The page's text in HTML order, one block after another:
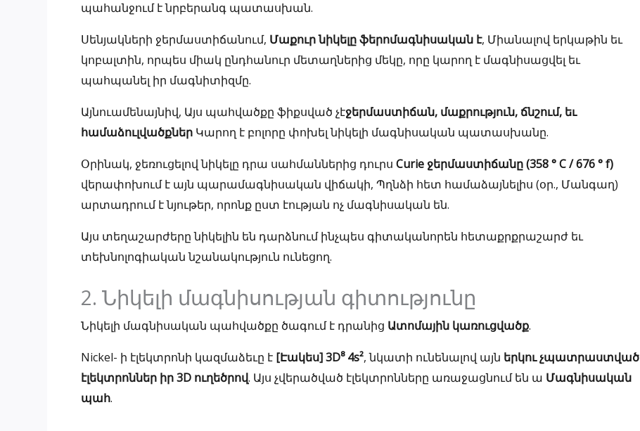
պահանջում է նրբերանգ պատասխան.
Սենյակների ջերմաստիճանում, Մաքուր նիկելը ֆերոմագնիսական է, Միանալով երկաթին եւ
կոբալտին, որպես միակ ընդհանուր մետաղներից մեկը, որը կարող է մագնիսացվել եւ
պահպանել իր մագնիտիզմը.
Այնուամենայնիվ, Այս պահվածքը ֆիքսված չէջերմաստիճան, մաքրություն, ճնշում, եւ
համաձուլվածքներ Կարող է բոլորը փոխել նիկելի մագնիսական պատասխանը.
Օրինակ, ջեռուցելով նիկելը դրա սահմաններից դուրս Curie ջերմաստիճանը (358 ° C / 676 ° f)
վերափոխում է այն պարամագնիսական վիճակի, Պղնձի հետ համաձայնելիս (օր., Մանգաղ)
արտադրում է նյութեր, որոնք ըստ էության ոչ մագնիսական են.
Այս տեղաշարժերը նիկելին են դարձնում ինչպես գիտականորեն հետաքրքրաշարժ եւ
տեխնոլոգիական նշանակություն ունեցող.
2. Նիկելի մագնիսության գիտությունը
Նիկելի մագնիսական պահվածքը ծագում է դրանից Ատոմային կառուցվածք.
Nickel- ի էլեկտրոնի կազմաձեւը է [Էակես] 3D⁸ 4s², նկատի ունենալով այն երկու չպատրաստված
էլեկտրոններ իր 3D ուղեծրով. Այս չվերածված էլեկտրոնները առաջացնում են ա Մագնիսական
պահ.